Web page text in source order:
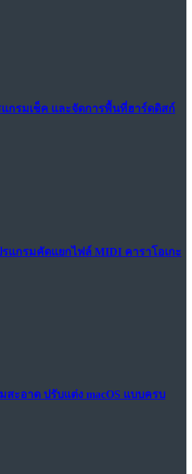
แกรมเช็ค และจัดการพื้นที่ฮาร์ดดิสก์
รแกรมคัดแยกไฟล์ MIDI คาราโอเกะ
สะอาด ปรับแต่ง macOS แบบครบ